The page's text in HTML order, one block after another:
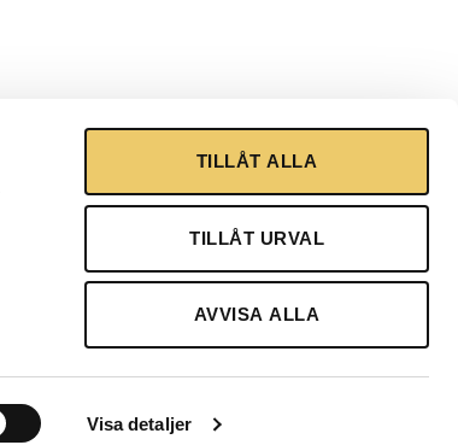
Visa detaljer
TILLÅT ALLA
TILLÅT URVAL
AVVISA ALLA